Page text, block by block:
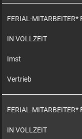
FERIAL-MITARBEITER*
IN VOLLZEIT
Imst
Vertrieb
FERIAL-MITARBEITER*
IN VOLLZEIT